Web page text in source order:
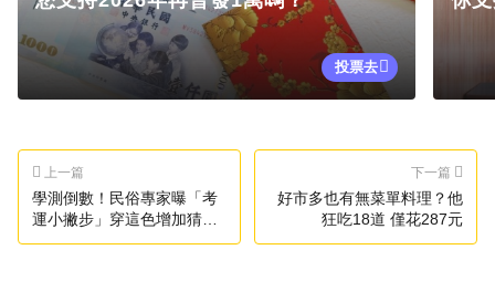
投票去
上一篇
學測倒數！民俗專家曝「考
運小撇步」穿這色增加猜題
運
下一篇
好市多也有無菜單料理？他
狂吃18道 僅花287元